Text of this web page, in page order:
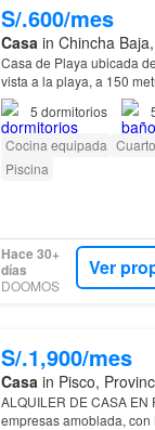
S/.600/mes
Casa in Chincha
Casa de Playa ubicada
vista a la playa, a 150
cuarto de servicio con
5 dormitorios
Cocina equipada
Piscina
Hace 30+
días
DOOMOS
Ver
S/.1,900/mes
Casa in Pisco,
ALQUILER DE CASA
empresas amoblada,